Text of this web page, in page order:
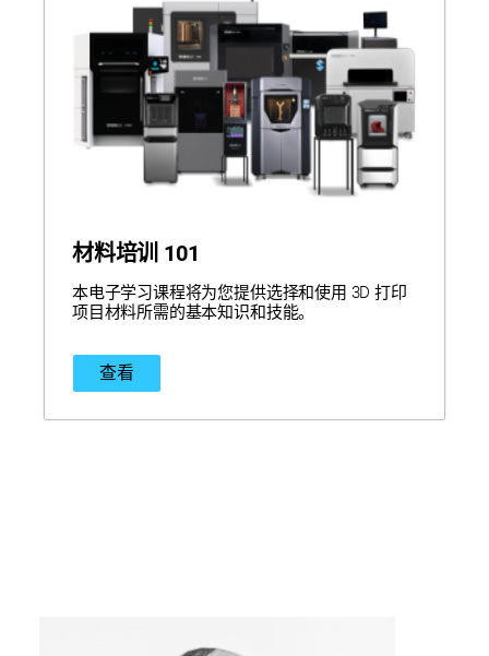
材料培训 101
本电子学习课程将为您提供选择和使用 3D 打印
项目材料所需的基本知识和技能。
查看